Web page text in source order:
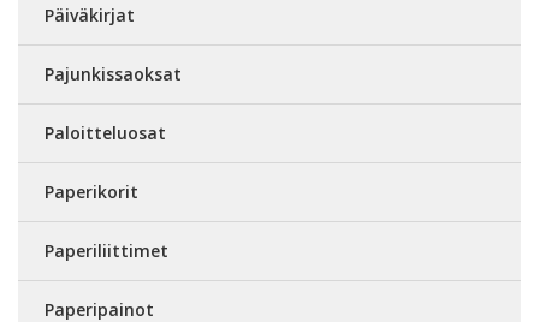
Päiväkirjat
Pajunkissaoksat
Paloitteluosat
Paperikorit
Paperiliittimet
Paperipainot